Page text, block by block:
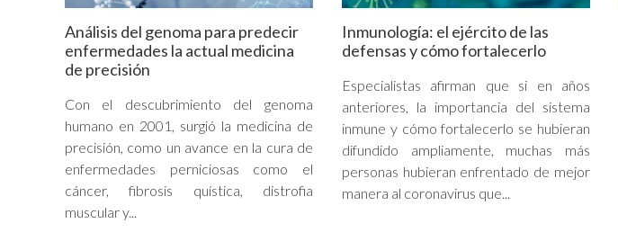
Análisis del genoma para predecir
enfermedades la actual medicina
de precisión
Con el descubrimiento del genoma
humano en 2001, surgió la medicina de
precisión, como un avance en la cura de
enfermedades perniciosas como el
cáncer, fibrosis quística, distrofia
muscular y...
Inmunología: el ejército de las
defensas y cómo fortalecerlo
Especialistas afirman que si en años
anteriores, la importancia del sistema
inmune y cómo fortalecerlo se hubieran
difundido ampliamente, muchas más
personas hubieran enfrentado de mejor
manera al coronavirus que...